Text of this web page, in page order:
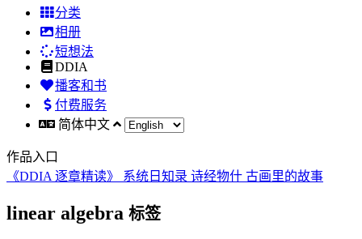
分类
相册
短想法
DDIA
播客和书
付费服务
简体中文
作品入口
《DDIA 逐章精读》 系统日知录 诗经物什 古画里的故事
linear algebra 标签